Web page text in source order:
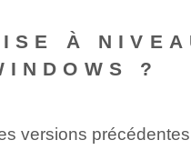
À
?
versions